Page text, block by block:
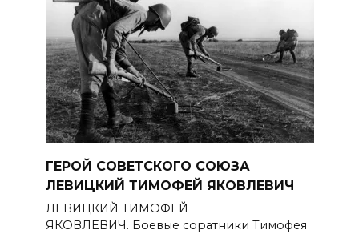
ГЕРОЙ СОВЕТСКОГО СОЮЗА
ЛЕВИЦКИЙ ТИМОФЕЙ ЯКОВЛЕВИЧ
ЛЕВИЦКИЙ ТИМОФЕЙ
ЯКОВЛЕВИЧ. Боевые соратники Тимофея